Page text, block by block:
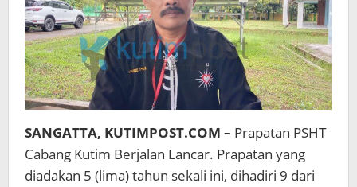
SANGATTA, KUTIMPOST.COM – Prapatan PSHT
Cabang Kutim Berjalan Lancar. Prapatan yang
diadakan 5 (lima) tahun sekali ini, dihadiri 9 dari